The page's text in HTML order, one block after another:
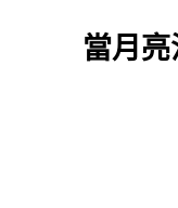
當月